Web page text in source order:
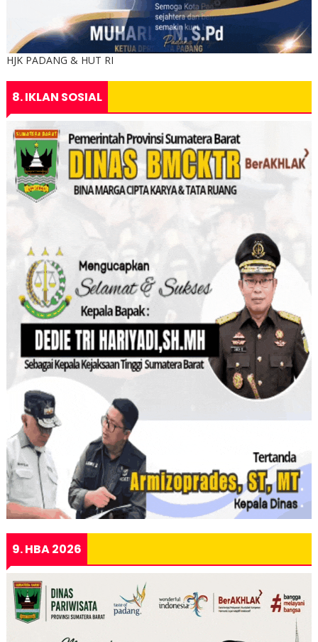
HJK PADANG & HUT RI
8. IKLAN SOSIAL
9. HBA 2026